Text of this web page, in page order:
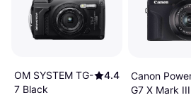
OM SYSTEM TG-
7 Black
4.4
Canon
G7 X Mark